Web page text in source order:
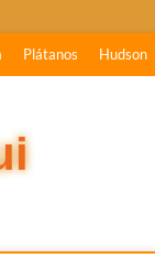
Plátanos Hudson